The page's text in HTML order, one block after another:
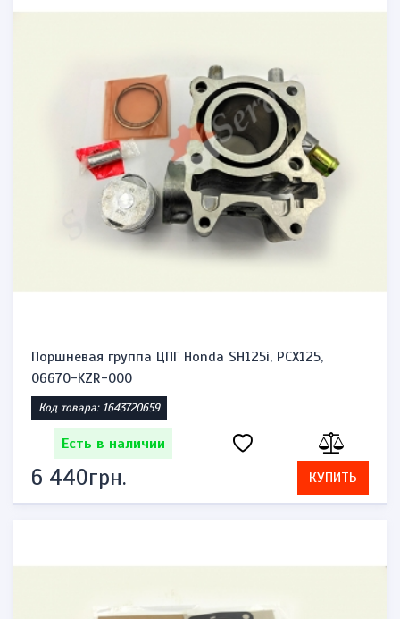
Поршневая группа ЦПГ Honda SH125i, PCX125,
06670-KZR-000
Код товара: 1643720659
Есть в наличии
6 440грн. КУПИТЬ